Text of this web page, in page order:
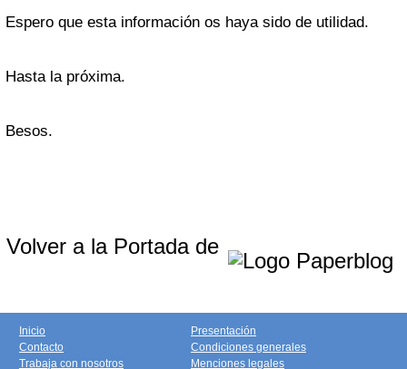
Espero que esta información os haya sido de utilidad.
Hasta la próxima.
Besos.
Volver a la Portada de
Inicio
Contacto
Trabaja con nosotros
Presentación
Condiciones generales
Menciones legales